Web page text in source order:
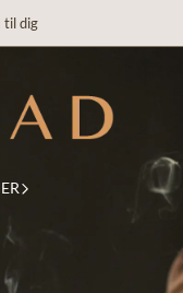
til dig